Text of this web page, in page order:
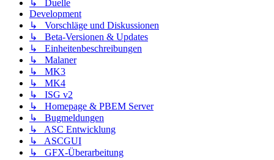
↳ Duelle
Development
↳ Vorschläge und Diskussionen
↳ Beta-Versionen & Updates
↳ Einheitenbeschreibungen
↳ Malaner
↳ MK3
↳ MK4
↳ ISG v2
↳ Homepage & PBEM Server
↳ Bugmeldungen
↳ ASC Entwicklung
↳ ASCGUI
↳ GFX-Überarbeitung